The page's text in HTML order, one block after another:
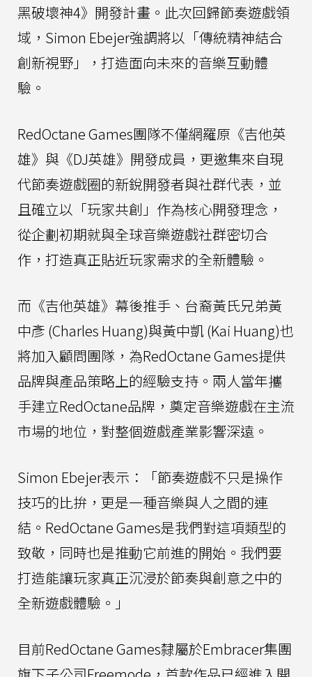
黑破壞神4》開發計畫。此次回歸節奏遊戲領
域，Simon Ebejer強調將以「傳統精神結合
創新視野」，打造面向未來的音樂互動體
驗。
RedOctane Games團隊不僅網羅原《吉他英
雄》與《DJ英雄》開發成員，更邀集來自現
代節奏遊戲圈的新銳開發者與社群代表，並
且確立以「玩家共創」作為核心開發理念，
從企劃初期就與全球音樂遊戲社群密切合
作，打造真正貼近玩家需求的全新體驗。
而《吉他英雄》幕後推手、台裔黃氏兄弟黃
中彥 (Charles Huang)與黃中凱 (Kai Huang)也
將加入顧問團隊，為RedOctane Games提供
品牌與產品策略上的經驗支持。兩人當年攜
手建立RedOctane品牌，奠定音樂遊戲在主流
市場的地位，對整個遊戲產業影響深遠。
Simon Ebejer表示：「節奏遊戲不只是操作
技巧的比拚，更是一種音樂與人之間的連
結。RedOctane Games是我們對這項類型的
致敬，同時也是推動它前進的開始。我們要
打造能讓玩家真正沉浸於節奏與創意之中的
全新遊戲體驗。」
目前RedOctane Games隸屬於Embracer集團